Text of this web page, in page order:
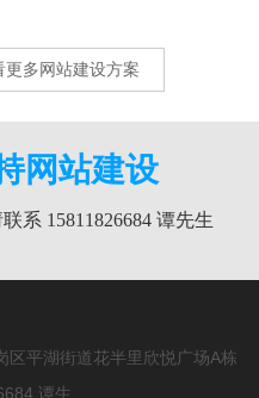
更多网站建设方案
网站建设
系 15811826684 谭先生
区平湖街道花半里欣悦广场A栋
谭生